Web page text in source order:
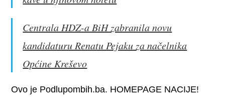
Centrala HDZ-a BiH zabranila novu
kandidaturu Renatu Pejaku za načelnika
Općine Kreševo
Ovo je Podlupombih.ba. HOMEPAGE NACIJE!